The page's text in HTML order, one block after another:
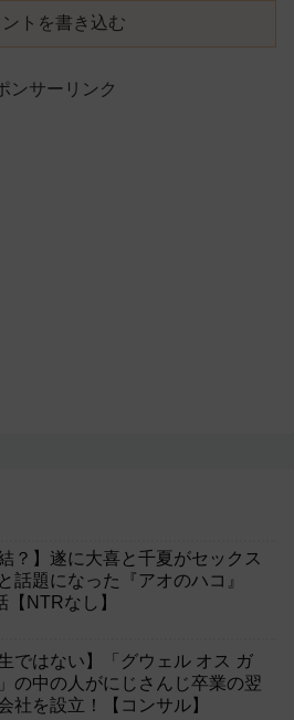
ントを書き込む
ンサーリンク
結？】遂に大喜と千夏がセックス
話題になった『アオのハコ』
【NTRなし】
生ではない】「グウェル オス ガ
の中の人がにじさんじ卒業の翌
社を設立！【コンサル】